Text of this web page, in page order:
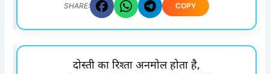
SHARE: COPY
दोस्ती का रिश्ता अनमोल होता है,